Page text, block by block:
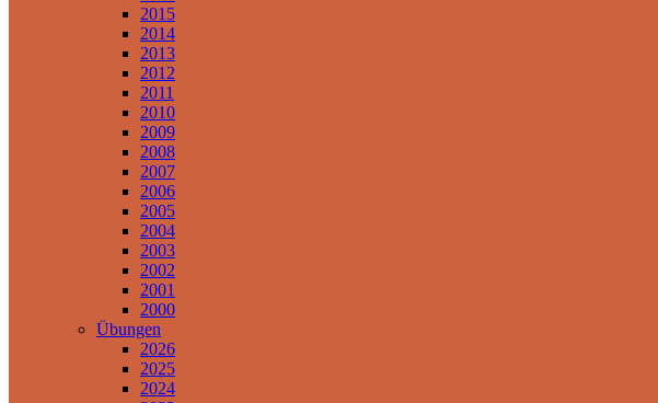
2015
2014
2013
2012
2011
2010
2009
2008
2007
2006
2005
2004
2003
2002
2001
2000
Übungen
2026
2025
2024